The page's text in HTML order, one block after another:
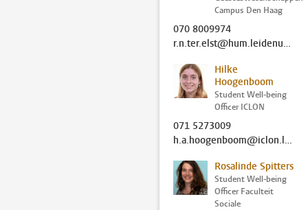
Campus Den Haag
070 8009974
r.n.ter.elst@hum.leidenuniv.nl
Hilke
Hoogenboom
Student Well-being
Officer ICLON
071 5273009
h.a.hoogenboom@iclon.leidenuniv.nl
Rosalinde Spitters
Student Well-being
Officer Faculteit
Sociale